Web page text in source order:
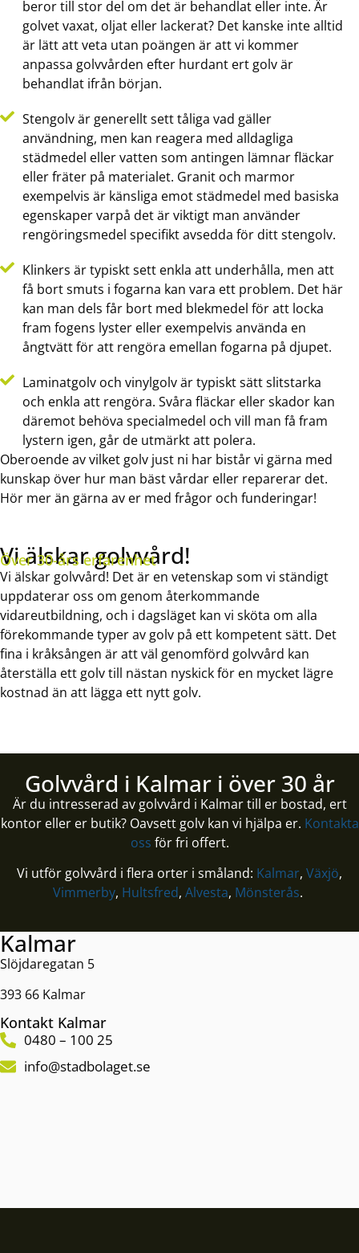
beror till stor del om det är behandlat eller inte. Är
golvet vaxat, oljat eller lackerat? Det kanske inte alltid
är lätt att veta utan poängen är att vi kommer
anpassa golvvården efter hurdant ert golv är
behandlat ifrån början.
Stengolv är generellt sett tåliga vad gäller
användning, men kan reagera med alldagliga
städmedel eller vatten som antingen lämnar fläckar
eller fräter på materialet. Granit och marmor
exempelvis är känsliga emot städmedel med basiska
egenskaper varpå det är viktigt man använder
rengöringsmedel specifikt avsedda för ditt stengolv.
Klinkers är typiskt sett enkla att underhålla, men att
få bort smuts i fogarna kan vara ett problem. Det här
kan man dels får bort med blekmedel för att locka
fram fogens lyster eller exempelvis använda en
ångtvätt för att rengöra emellan fogarna på djupet.
Laminatgolv och vinylgolv är typiskt sätt slitstarka
och enkla att rengöra. Svåra fläckar eller skador kan
däremot behöva specialmedel och vill man få fram
lystern igen, går de utmärkt att polera.
Oberoende av vilket golv just ni har bistår vi gärna med
kunskap över hur man bäst vårdar eller reparerar det.
Hör mer än gärna av er med frågor och funderingar!
Vi älskar golvvård!
Över 30-års erfarenhet
Vi älskar golvvård! Det är en vetenskap som vi ständigt
uppdaterar oss om genom återkommande
vidareutbildning, och i dagsläget kan vi sköta om alla
förekommande typer av golv på ett kompetent sätt. Det
fina i kråksången är att väl genomförd golvvård kan
återställa ett golv till nästan nyskick för en mycket lägre
kostnad än att lägga ett nytt golv.
Golvvård i Kalmar i över 30 år
Är du intresserad av golvvård i Kalmar till er bostad, ert
kontor eller er butik? Oavsett golv kan vi hjälpa er. Kontakta
oss för fri offert.
Vi utför golvvård i flera orter i småland: Kalmar, Växjö,
Vimmerby, Hultsfred, Alvesta, Mönsterås.
Kalmar
Slöjdaregatan 5
393 66 Kalmar
Kontakt Kalmar
0480 – 100 25
info@stadbolaget.se